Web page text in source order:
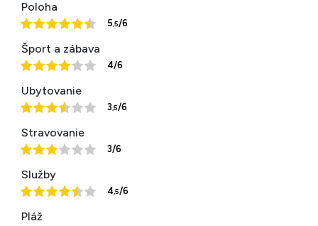
Poloha
5,5/6
Šport a zábava
4/6
Ubytovanie
3,5/6
Stravovanie
3/6
Služby
4,5/6
Pláž